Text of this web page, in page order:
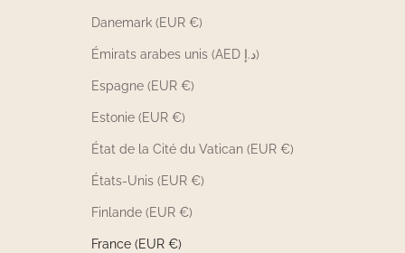
Danemark (EUR €)
Émirats arabes unis (AED د.إ)
Espagne (EUR €)
Estonie (EUR €)
État de la Cité du Vatican (EUR €)
États-Unis (EUR €)
Finlande (EUR €)
France (EUR €)